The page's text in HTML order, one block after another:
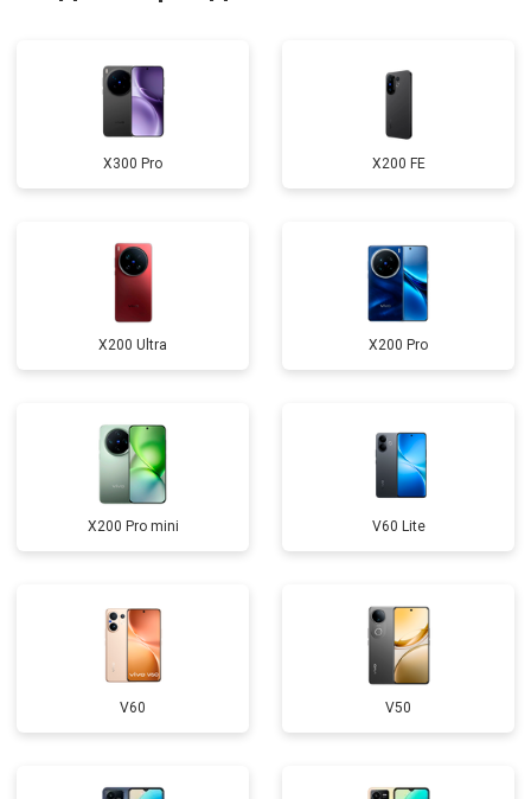
X300 Pro X200 FE
X200 Ultra X200 Pro
X200 Pro mini V60 Lite
V60 V50